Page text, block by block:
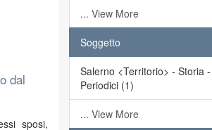
dal
sposi,
... View More
Soggetto
Salerno <Territorio> - Storia -
Periodici (1)
... View More